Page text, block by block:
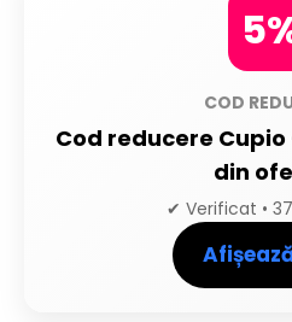
COD
Cod reducere
din
✔ Verificat •